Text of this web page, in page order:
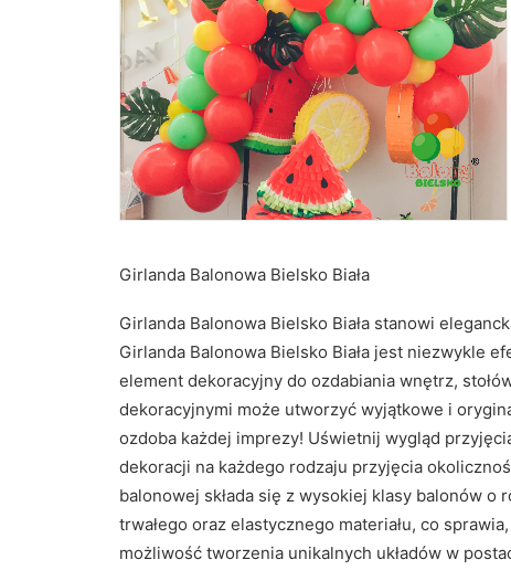
Girlanda Balonowa Bielsko Biała
Girlanda Balonowa Bielsko Biała stanowi
Girlanda Balonowa Bielsko Biała jest niezwykle
element dekoracyjny do ozdabiania wnętrz,
dekoracyjnymi może utworzyć wyjątkowe i
ozdoba każdej imprezy! Uświetnij wygląd
dekoracji na każdego rodzaju przyjęcia
balonowej składa się z wysokiej klasy balonów
trwałego oraz elastycznego materiału, co
możliwość tworzenia unikalnych układów w